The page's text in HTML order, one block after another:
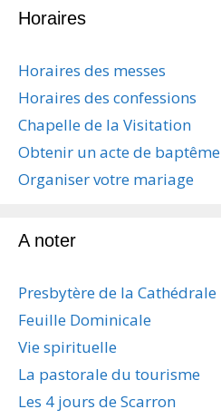
g
i
o
n
e
s
t
l
e
s
Horaires
Horaires des messes
Horaires des confessions
Chapelle de la Visitation
Obtenir un acte de baptême
Organiser votre mariage
A noter
Presbytère de la Cathédrale
Feuille Dominicale
Vie spirituelle
La pastorale du tourisme
Les 4 jours de Scarron